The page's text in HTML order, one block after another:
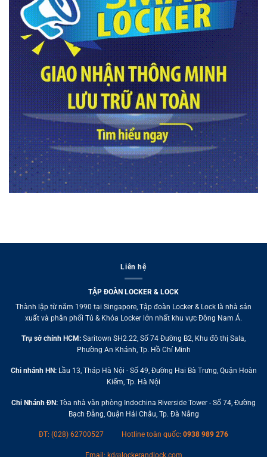
Liên hệ
TẬP ĐOÀN LOCKER & LOCK
Thành lập từ năm 1990 tại Singapore, Tập đoàn Locker & Lock là nhà sản
xuất và phân phối Tủ & Khóa Locker lớn nhất khu vực Đông Nam Á.
Trụ sở chính HCM: Saritown SH2.22, Số 74 Đường B2, Khu đô thị Sala,
Phường An Khánh, Tp. Hồ Chí Minh
Chi nhánh HN:Lầu 13, Tháp Hà Nội - Số 49, Đường Hai Bà Trưng, Quận Hoàn
Kiếm, Tp. Hà Nội
Chi Nhánh ĐN: Tòa nhà văn phòng Indochina Riverside Tower - Số 74, Đường
Bạch Đằng, Quận Hải Châu, Tp. Đà Nẵng
ĐT: (028) 62700527 Hotline toàn quốc: 0938 989 276
Email: kd@lockerandlock.com